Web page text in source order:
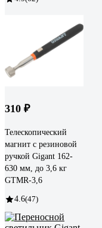
310 ₽
Телескопический
магнит с резиновой
ручкой Gigant 162-
630 мм, до 3,6 кг
GTMR-3,6
4.6(47)